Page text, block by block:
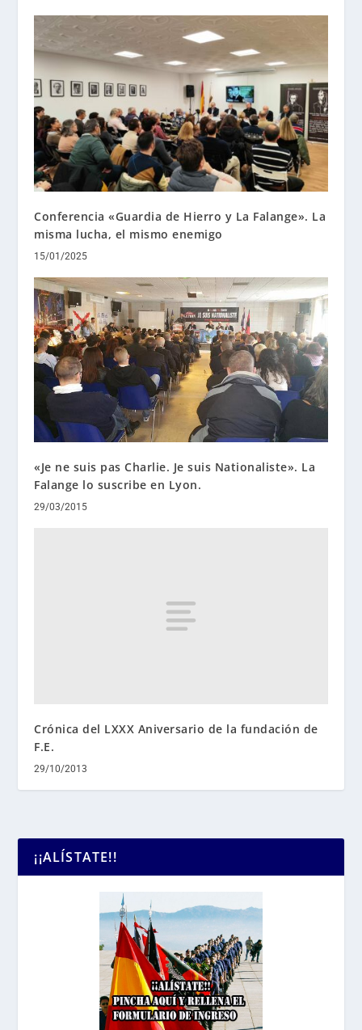
Conferencia «Guardia de Hierro y La Falange». La
misma lucha, el mismo enemigo
15/01/2025
«Je ne suis pas Charlie. Je suis Nationaliste». La
Falange lo suscribe en Lyon.
29/03/2015
Crónica del LXXX Aniversario de la fundación de
F.E.
29/10/2013
¡¡ALÍSTATE!!